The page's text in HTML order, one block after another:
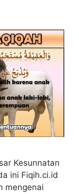
Kesunnatan
ini Fiqih.ci.id
mengenai